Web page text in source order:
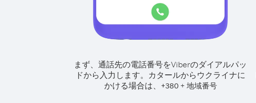
まず、通話先の電話番号をViberのダイアルパッ
ドから入力します。 カタールからウクライナに
かける場合は、
+380+ 地域番号